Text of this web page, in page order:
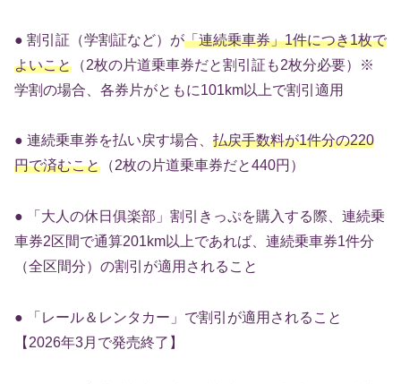
● 割引証（学割証など）が「連続乗車券」1件につき1枚で
よいこと （2枚の片道乗車券だと割引証も2枚分必要）※
学割の場合、各券片がともに101km以上で割引適用
● 連続乗車券を払い戻す場合、 払戻手数料が1件分の220
円で済むこと （2枚の片道乗車券だと440円）
● 「大人の休日俱楽部」割引きっぷを購入する際、連続乗
車券2区間で通算201km以上であれば、連続乗車券1件分
（全区間分）の割引が適用されること
● 「レール＆レンタカー」で割引が適用されること
【2026年3月で発売終了】